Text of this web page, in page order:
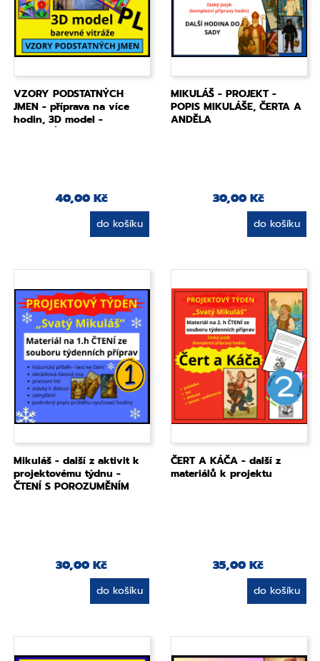
VZORY PODSTATNÝCH
JMEN - příprava na více
hodin, 3D model -
40,00 Kč
do košíku
MIKULÁŠ - PROJEKT -
POPIS MIKULÁŠE, ČERTA A
ANDĚLA
30,00 Kč
do košíku
Mikuláš - další z aktivit k
projektovému týdnu -
ČTENÍ S POROZUMĚNÍM
30,00 Kč
do košíku
ČERT A KÁČA - další z
materiálů k projektu
35,00 Kč
do košíku